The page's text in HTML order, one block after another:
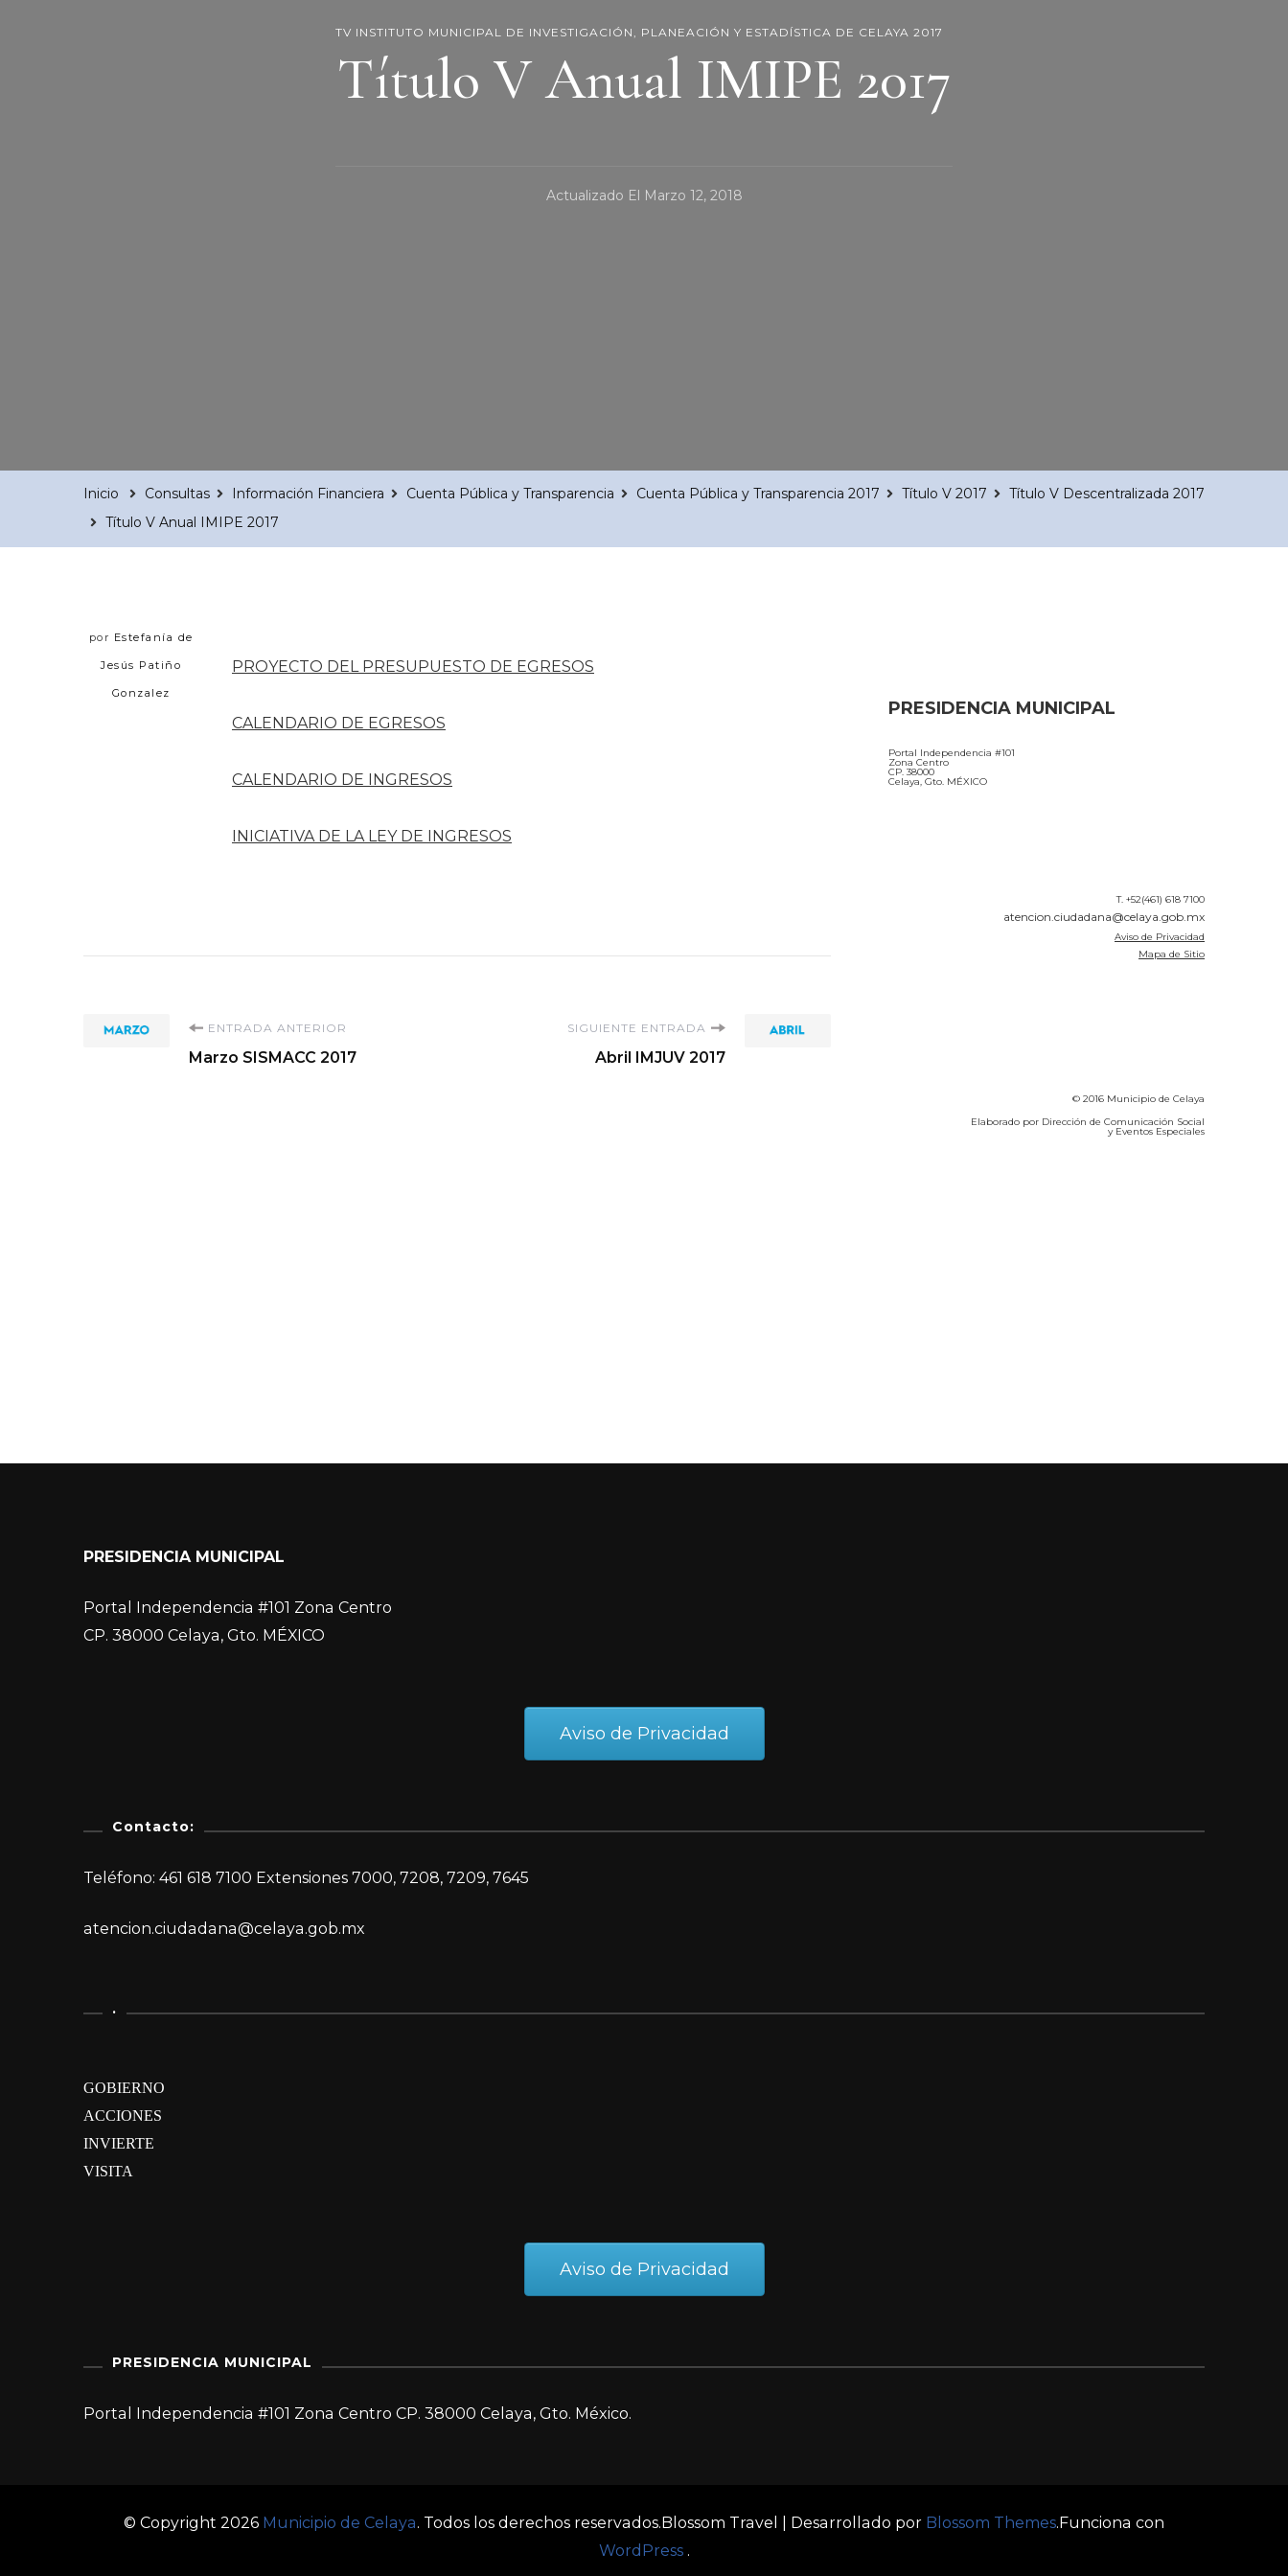
TV INSTITUTO MUNICIPAL DE INVESTIGACIÓN, PLANEACIÓN Y ESTADÍSTICA DE CELAYA 2017
Título V Anual IMIPE 2017
Actualizado El Marzo 12, 2018
Inicio Consultas Información Financiera Cuenta Pública y Transparencia Cuenta Pública y Transparencia 2017 Título V 2017
Título V Descentralizada 2017
Título V Anual IMIPE 2017
por Estefanía de
Jesús Patiño
Gonzalez
PROYECTO DEL PRESUPUESTO DE EGRESOS
CALENDARIO DE EGRESOS
CALENDARIO DE INGRESOS
INICIATIVA DE LA LEY DE INGRESOS
Navegación
ENTRADA ANTERIOR
Marzo SISMACC 2017
SIGUIENTE ENTRADA
Abril IMJUV 2017
PRESIDENCIA MUNICIPAL
Portal Independencia #101
Zona Centro
CP. 38000
Celaya, Gto. MÉXICO
T. +52(461) 618 7100
atencion.ciudadana@celaya.gob.mx
Aviso de Privacidad
Mapa de Sitio
© 2016 Municipio de Celaya
Elaborado por Dirección de Comunicación Social
y Eventos Especiales
PRESIDENCIA MUNICIPAL
Portal Independencia #101 Zona Centro
CP. 38000 Celaya, Gto. MÉXICO
Aviso de Privacidad
Contacto:
Teléfono: 461 618 7100 Extensiones 7000, 7208, 7209, 7645
atencion.ciudadana@celaya.gob.mx
.
GOBIERNO
ACCIONES
INVIERTE
VISITA
Aviso de Privacidad
PRESIDENCIA MUNICIPAL
Portal Independencia #101 Zona Centro CP. 38000 Celaya, Gto. México.
© Copyright 2026 Municipio de Celaya. Todos los derechos reservados. Blossom Travel | Desarrollado por Blossom Themes.Funciona con
WordPress.